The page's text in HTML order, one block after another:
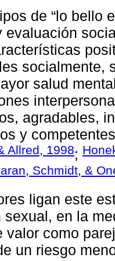
de “lo bello
evaluación
socialmente,
salud
agradables,
y
Allred, 1998;
Schmidt, &
ligan este
sexual, en la
valor como
un riesgo